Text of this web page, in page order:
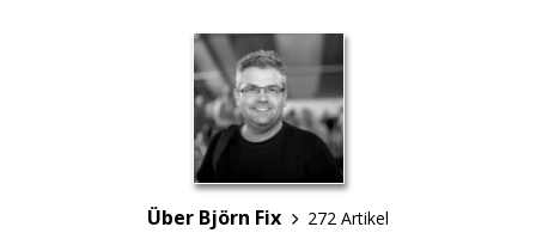
Über Björn Fix
272 Artikel